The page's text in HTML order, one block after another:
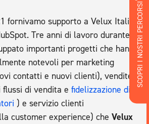
SCOPRI I NOSTRI PERCORSI
fornivamo supporto a Velux Italia
Tre anni di lavoro durante i
importanti progetti che hanno
notevoli per marketing
contatti e nuovi clienti), vendite
di vendita e fidelizzazione di
) e servizio clienti
customer experience) che Velux